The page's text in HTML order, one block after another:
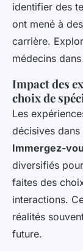
identifier des
ont mené à
carrière.
médecins dans
Impact des
choix de
Les
décisives dans
Immergez-
diversifiés
faites des
interactions.
réalités
future.